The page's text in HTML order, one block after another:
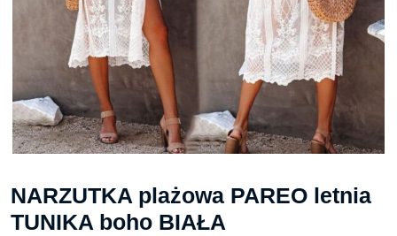
NARZUTKA plażowa PAREO letnia
TUNIKA boho BIAŁA